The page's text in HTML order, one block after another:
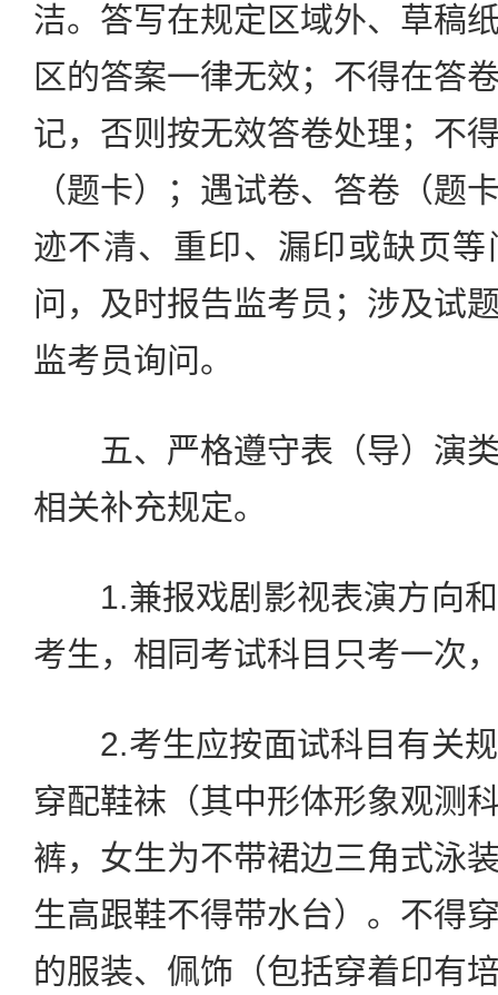
洁。答写在规定区域外、草稿
区的答案一律无效；不得在答
记，否则按无效答卷处理；不
（题卡）；遇试卷、答卷（题
迹不清、重印、漏印或缺页
问，及时报告监考员；涉及试
监考员询问。
五、严格遵守表（导）演类
相关补充规定。
1.兼报戏剧影视表演方向和
考生，相同考试科目只考一次
2.考生应按面试科目有关规
穿配鞋袜（其中形体形象观测
裤，女生为不带裙边三角式泳
生高跟鞋不得带水台）。不得
的服装、佩饰（包括穿着印有